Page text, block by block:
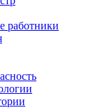
работники